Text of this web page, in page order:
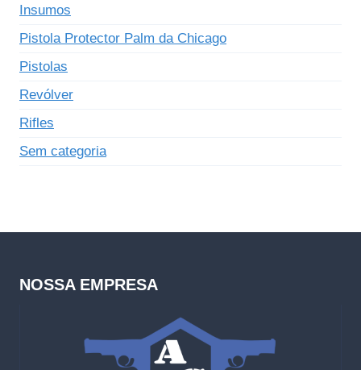
Insumos
Pistola Protector Palm da Chicago
Pistolas
Revólver
Rifles
Sem categoria
NOSSA EMPRESA